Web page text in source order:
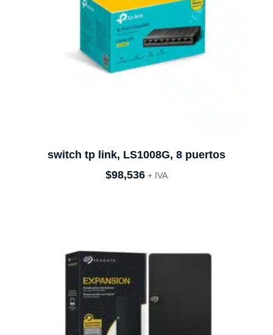
switch tp link, LS1008G, 8 puertos
$98,536 + IVA